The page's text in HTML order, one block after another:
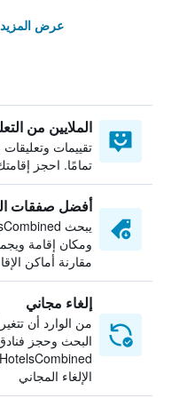
عرض المزيد
الملايين من
تقييمات
تمامًا. احجز
أفضل صفقات
ومكان إقامة
مقارنة أماكن
إلغاء مجاني
من الوارد أن
البحث وحجز
الإلغاء المجاني